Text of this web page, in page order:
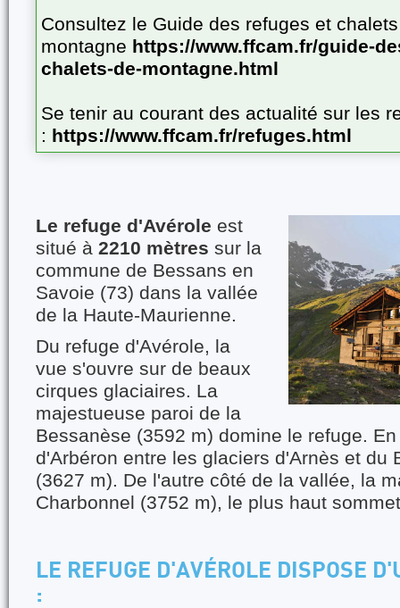
Consultez le Guide des refuges et
montagne https://www.ffcam.fr/guide-
chalets-de-montagne.html
Se tenir au courant des actualité sur les
: https://www.ffcam.fr/refuges.html
Le refuge d'Avérole est
situé à 2210 mètres sur la
commune de Bessans en
Savoie (73) dans la vallée
de la Haute-Maurienne.
Du refuge d'Avérole, la
vue s'ouvre sur de beaux
cirques glaciaires. La
majestueuse paroi de la
Bessanèse (3592 m) domine le refuge.
d'Arbéron entre les glaciers d'Arnès et du
(3627 m). De l'autre côté de la vallée, la
Charbonnel (3752 m), le plus haut
LE REFUGE D'AVÉROLE DISPOSE
: